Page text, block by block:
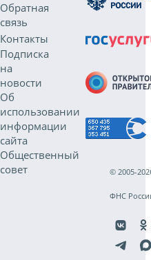
Обратная
связь
Контакты
Подписка
на
новости
Об
использовании
информации
сайта
Общественный
совет
© 2005-
ФНС